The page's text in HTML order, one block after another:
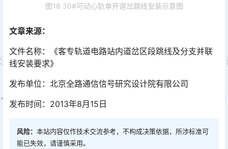
图18 30#可动心轨单开道岔跳线安装示意图
文章来源：
文件名称：《客专轨道电路站内道岔区段跳线及分支并联
线安装要求》
发布单位：北京全路通信信号研究设计院有限公司
发布时间：2013年8月15日
风险： 本站内容仅作技术交流参考，不构成决策依据，所涉标准可
能已失效，请谨慎采用。